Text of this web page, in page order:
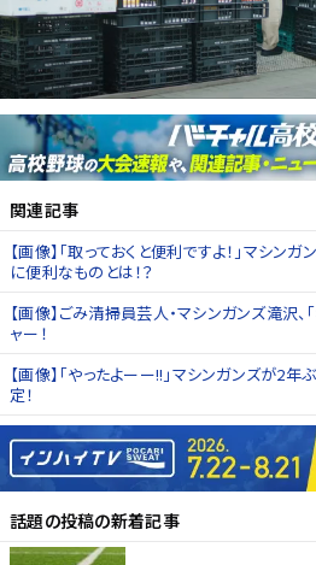
関連記事
【画像】「取っておくと便利ですよ！」マシン
に便利なものとは！？
【画像】ごみ清掃員芸人・マシンガンズ滝沢
ャー！
【画像】「やったよーー!!」マシンガンズが2
定！
話題の投稿の新着記事